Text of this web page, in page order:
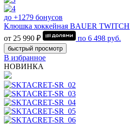
до +1279 бонусов
Клюшка хоккейная BAUER TWITCH
от 25 990 ₽
по 6 498 руб.
быстрый просмотр
В избранное
НОВИНКА